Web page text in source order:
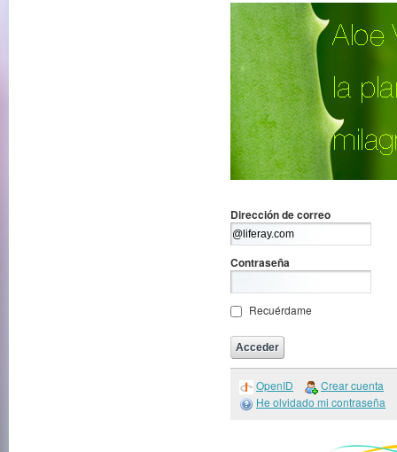
Dirección de correo
Contraseña
Recuérdame
OpenID
Crear cuenta
He olvidado mi contraseña